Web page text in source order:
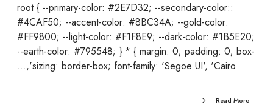
:root { --primary-color: #2E7D32; --secondary-color:
#4CAF50; --accent-color: #8BC34A; --gold-color:
#FF9800; --light-color: #F1F8E9; --dark-color: #1B5E20;
--earth-color: #795548; } * { margin: 0; padding: 0; box-
sizing: border-box; font-family: 'Segoe UI', 'Cairo',…
Read More